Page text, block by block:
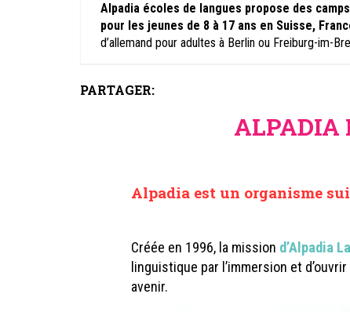
Alpadia écoles de langues propose des
pour les jeunes de 8 à 17 ans en Suisse,
d’allemand pour adultes à Berlin ou Freiburg-im-
PARTAGER:
ALPADIA
Alpadia est un organisme
Créée en 1996, la mission d’Alpadia
linguistique par l’immersion et
avenir.